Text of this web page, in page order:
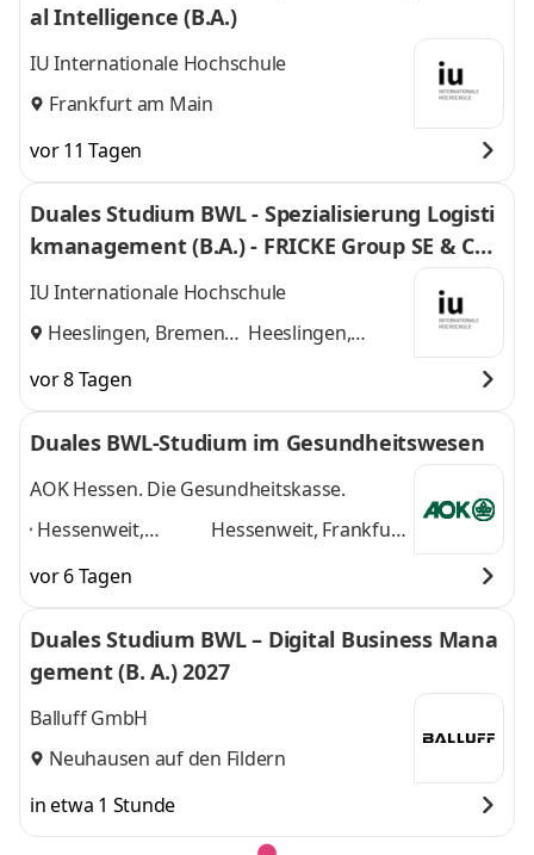
al Intelligence (B.A.)
IU Internationale Hochschule
Frankfurt am Main
vor 11 Tagen
Duales Studium BWL - Spezialisierung Logisti
kmanagement (B.A.) - FRICKE Group SE & Co.
KG
IU Internationale Hochschule
Heeslingen, Bremen
Heeslingen,
vor 8 Tagen
Duales BWL-Studium im Gesundheitswesen
AOK Hessen. Die Gesundheitskasse.
Hessenweit,
Darmstadt, Kassel,
Gießen, Dieburg,
Hanau, Wiesbaden,
Marburg,
Hessenweit, Frankfurt
Dieburg, Hanau,
Wiesbaden, Marburg
und 6 weitere
vor 6 Tagen
Duales Studium BWL – Digital Business Mana
gement (B. A.) 2027
Balluff GmbH
Neuhausen auf den Fildern
in etwa 1 Stunde